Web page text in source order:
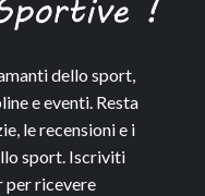
dello sport,
e eventi. Resta
le recensioni e i
sport. Iscriviti
per ricevere